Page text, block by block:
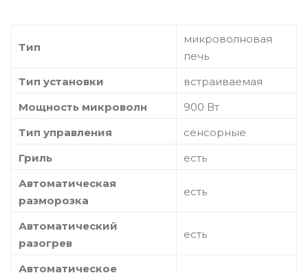
Тип
микроволновая
печь
Тип установки
встраиваемая
Мощность микроволн
900 Вт
Тип управления
сенсорные
Гриль
есть
Автоматическая
разморозка
есть
Автоматический
разогрев
есть
Автоматическое